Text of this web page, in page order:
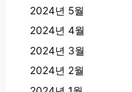
2024년 5월
2024년 4월
2024년 3월
2024년 2월